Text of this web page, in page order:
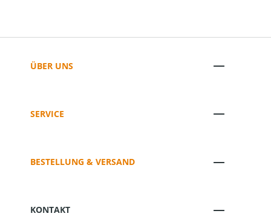
ÜBER UNS
SERVICE
BESTELLUNG & VERSAND
KONTAKT